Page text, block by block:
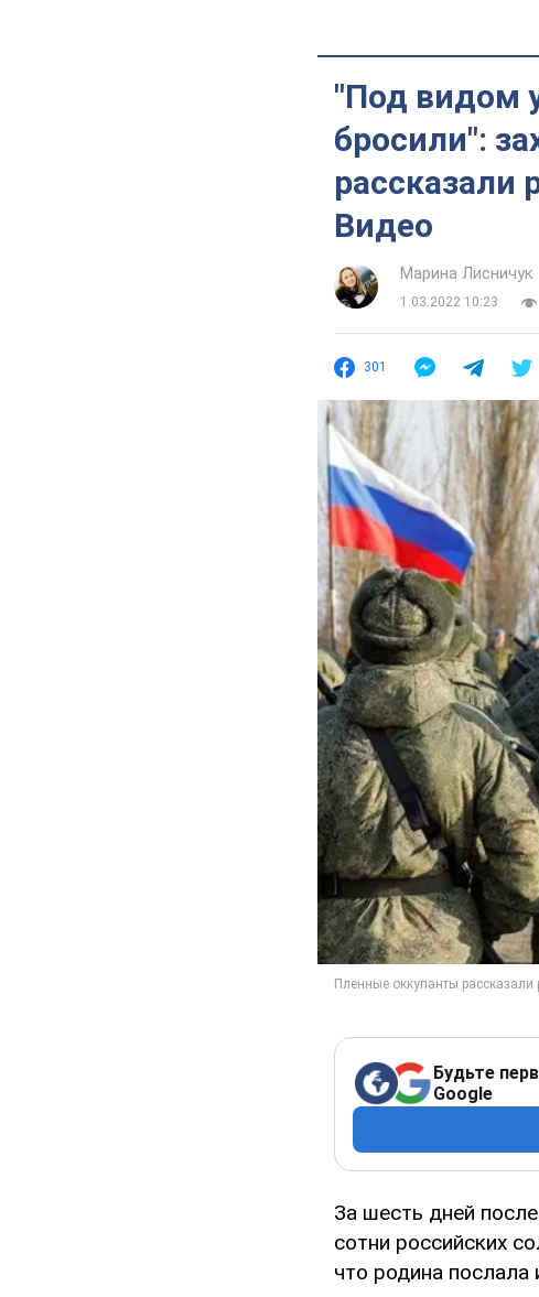
"Под видом
бросили":
рассказали
Видео
Марина Лисничук
1.03.2022 10:23
301
Будьте
Google
За шесть дней
сотни российских
что родина послала